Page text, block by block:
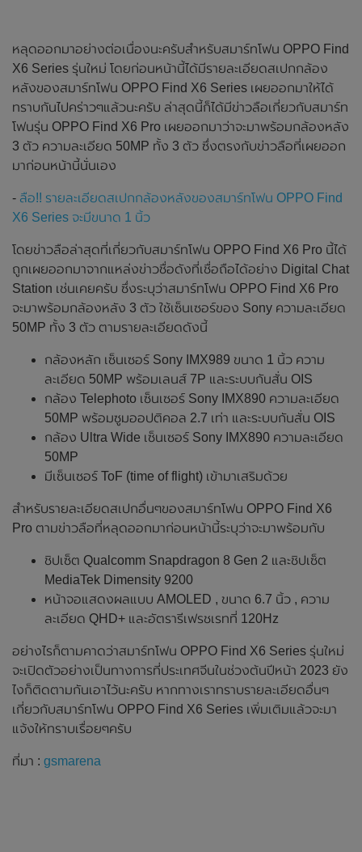
หลุดออกมาอย่างต่อเนื่องนะครับสำหรับสมาร์ทโฟน OPPO Find
X6 Series รุ่นใหม่ โดยก่อนหน้านี้ได้มีรายละเอียดสเปกกล้อง
หลังของสมาร์ทโฟน OPPO Find X6 Series เผยออกมาให้ได้
ทราบกันไปคร่าวๆแล้วนะครับ ล่าสุดนี้ก็ได้มีข่าวลือเกี่ยวกับสมาร์ท
โฟนรุ่น OPPO Find X6 Pro เผยออกมาว่าจะมาพร้อมกล้องหลัง
3 ตัว ความละเอียด 50MP ทั้ง 3 ตัว ซึ่งตรงกับข่าวลือที่เผยออก
มาก่อนหน้านี้นั่นเอง
- ลือ!! รายละเอียดสเปกกล้องหลังของสมาร์ทโฟน OPPO Find
X6 Series จะมีขนาด 1 นิ้ว
โดยข่าวลือล่าสุดที่เกี่ยวกับสมาร์ทโฟน OPPO Find X6 Pro นี้ได้
ถูกเผยออกมาจากแหล่งข่าวชื่อดังที่เชื่อถือได้อย่าง Digital Chat
Station เช่นเคยครับ ซึ่งระบุว่าสมาร์ทโฟน OPPO Find X6 Pro
จะมาพร้อมกล้องหลัง 3 ตัว ใช้เซ็นเซอร์ของ Sony ความละเอียด
50MP ทั้ง 3 ตัว ตามรายละเอียดดังนี้
กล้องหลัก เซ็นเซอร์ Sony IMX989 ขนาด 1 นิ้ว ความ
ละเอียด 50MP พร้อมเลนส์ 7P และระบบกันสั่น OIS
กล้อง Telephoto เซ็นเซอร์ Sony IMX890 ความละเอียด
50MP พร้อมซูมออปติคอล 2.7 เท่า และระบบกันสั่น OIS
กล้อง Ultra Wide เซ็นเซอร์ Sony IMX890 ความละเอียด
50MP
มีเซ็นเซอร์ ToF (time of flight) เข้ามาเสริมด้วย
สำหรับรายละเอียดสเปกอื่นๆของสมาร์ทโฟน OPPO Find X6
Pro ตามข่าวลือที่หลุดออกมาก่อนหน้านี้ระบุว่าจะมาพร้อมกับ
ชิปเซ็ต Qualcomm Snapdragon 8 Gen 2 และชิปเซ็ต
MediaTek Dimensity 9200
หน้าจอแสดงผลแบบ AMOLED , ขนาด 6.7 นิ้ว , ความ
ละเอียด QHD+ และอัตรารีเฟรชเรทที่ 120Hz
อย่างไรก็ตามคาดว่าสมาร์ทโฟน OPPO Find X6 Series รุ่นใหม่
จะเปิดตัวอย่างเป็นทางการที่ประเทศจีนในช่วงต้นปีหน้า 2023 ยัง
ไงก็ติดตามกันเอาไว้นะครับ หากทางเราทราบรายละเอียดอื่นๆ
เกี่ยวกับสมาร์ทโฟน OPPO Find X6 Series เพิ่มเติมแล้วจะมา
แจ้งให้ทราบเรื่อยๆครับ
ที่มา : gsmarena